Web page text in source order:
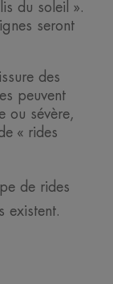
du soleil ».
seront
des
peuvent
ou sévère,
« rides
de rides
existent.